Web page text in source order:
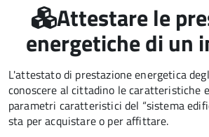
Attestare le
energetiche di un
L'attestato di prestazione energetica
conoscere al cittadino le caratteristiche
parametri caratteristici del “sistema
sta per acquistare o per affittare.